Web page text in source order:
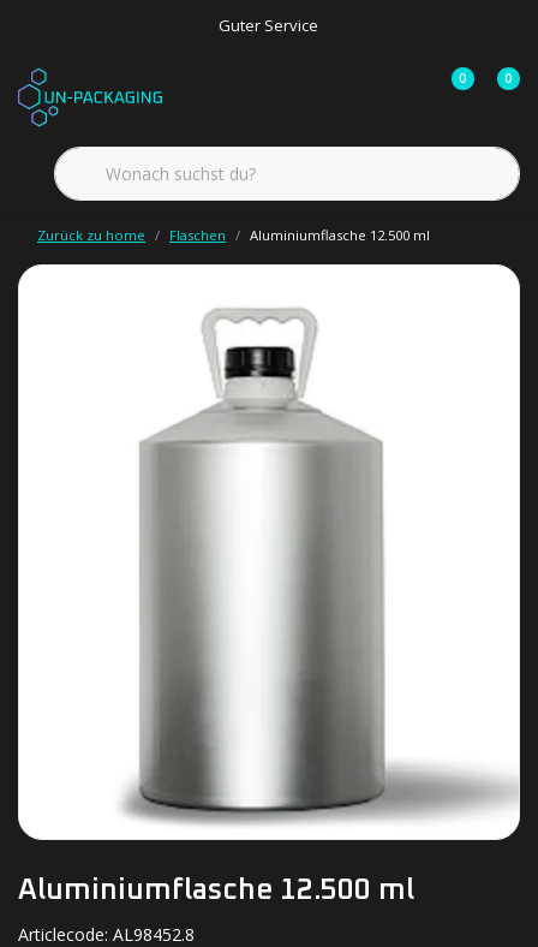
Guter Service
0 0
Zurück zu home Flaschen Aluminiumflasche 12.500 ml
Aluminiumflasche 12.500 ml
Articlecode: AL98452.8